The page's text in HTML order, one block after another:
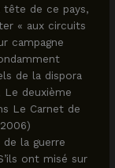
tête de ce pays,
« aux circuits
campagne
de la dispora
Le deuxième
Le Carnet de
la guerre
ont misé sur